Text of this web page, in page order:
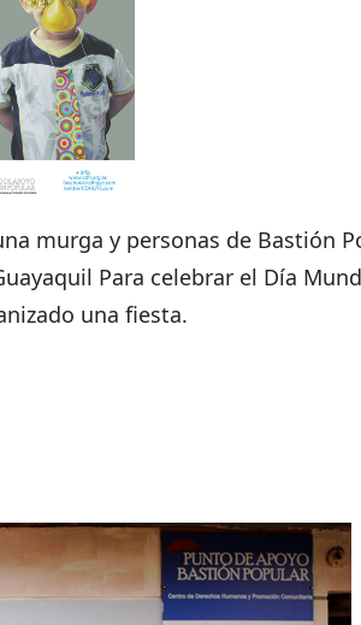
murga y personas de Bastión
Para celebrar el Día
una fiesta.